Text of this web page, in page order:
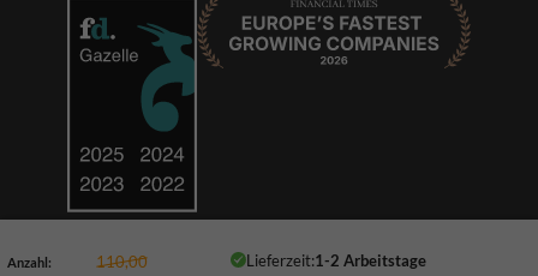
Anzahl: 110,00 Lieferzeit:1-2 Arbeitstage